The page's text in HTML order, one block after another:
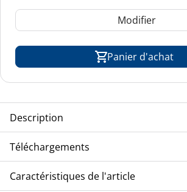
Modifier
Panier d'achat
Description
Téléchargements
S-22MP1E5_drawing
S-22MP1E5_list
Caractéristiques de l'article